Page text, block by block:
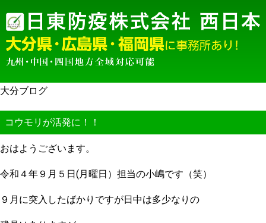
大分ブログ
コウモリが活発に！！
おはようございます。
令和４年９月５日(月曜日）担当の小嶋です（笑）
９月に突入したばかりですが日中は多少なりの